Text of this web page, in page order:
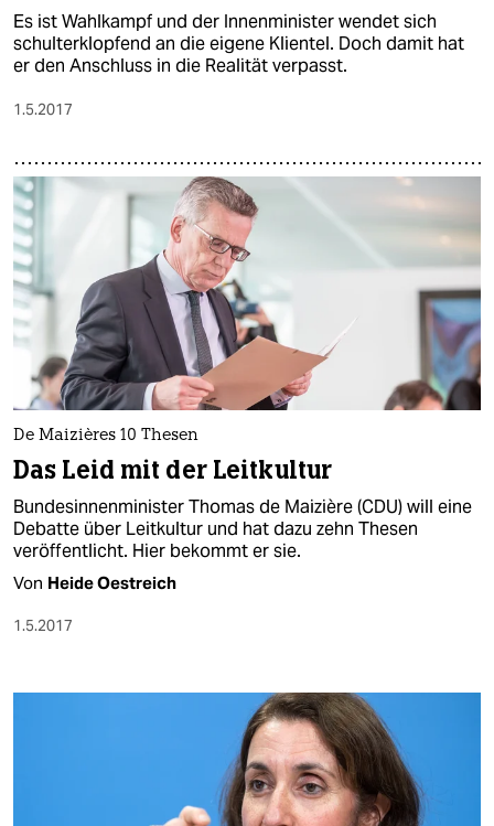
Es ist Wahlkampf und der Innenminister wendet sich
schulterklopfend an die eigene Klientel. Doch damit hat
er den Anschluss in die Realität verpasst.
1.5.2017
De Maizières 10 Thesen
Das Leid mit der Leitkultur
Bundesinnenminister Thomas de Maizière (CDU) will eine
Debatte über Leitkultur und hat dazu zehn Thesen
veröffentlicht. Hier bekommt er sie.
Von Heide Oestreich
1.5.2017